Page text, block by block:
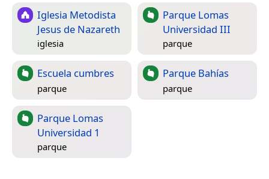
Iglesia Metodista
Jesus de Nazareth
iglesia
Parque Lomas
Universidad III
parque
Escuela cumbres
parque
Parque Bahías
parque
Parque Lomas
Universidad 1
parque